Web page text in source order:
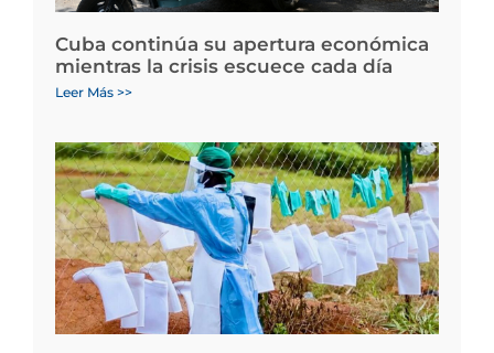
Cuba continúa su apertura económica
mientras la crisis escuece cada día
Leer Más >>